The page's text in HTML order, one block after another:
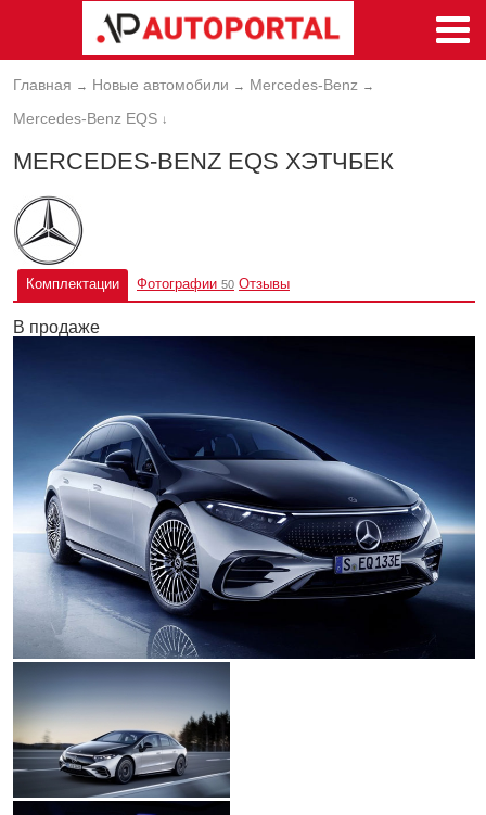
Главная → Новые автомобили → Mercedes-Benz →
Mercedes-Benz EQS ↓
MERCEDES-BENZ EQS ХЭТЧБЕК
Комплектации Фотографии 50 Отзывы
В продаже